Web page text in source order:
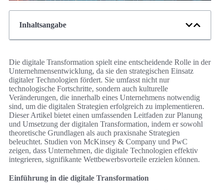
Inhaltsangabe
Die digitale Transformation spielt eine entscheidende Rolle in der
Unternehmensentwicklung, da sie den strategischen Einsatz
digitaler Technologien fördert. Sie umfasst nicht nur
technologische Fortschritte, sondern auch kulturelle
Veränderungen, die innerhalb eines Unternehmens notwendig
sind, um die digitalen Strategien erfolgreich zu implementieren.
Dieser Artikel bietet einen umfassenden Leitfaden zur Planung
und Umsetzung der digitalen Transformation, indem er sowohl
theoretische Grundlagen als auch praxisnahe Strategien
beleuchtet. Studien von McKinsey & Company und PwC
zeigen, dass Unternehmen, die digitale Technologien effektiv
integrieren, signifikante Wettbewerbsvorteile erzielen können.
Einführung in die digitale Transformation